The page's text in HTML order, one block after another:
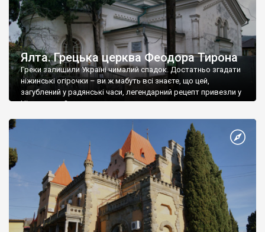
Ялта. Грецька церква Феодора Тирона
Греки залишили Україні чималий спадок. Достатньо згадати
ніжинські огірочки – ви ж мабуть всі знаєте, що цей,
загублений у радянські часи, легендарний рецепт привезли у
Ніжин греки?